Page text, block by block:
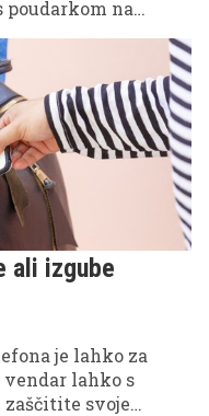
na
vmesnik
še bolj tekoče ter
One UI 7 postavlja
vmesnike
ali izgube
je lahko za
vendar lahko s
svoje